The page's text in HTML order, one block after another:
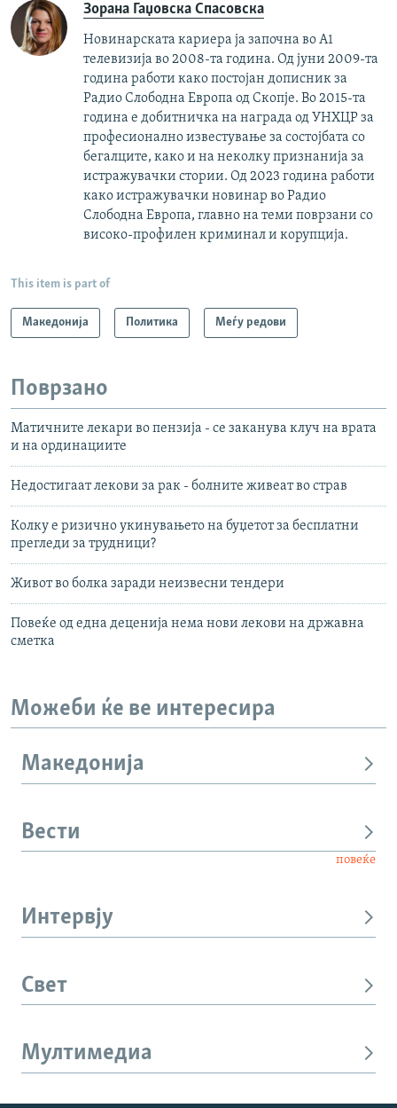
Зорана Гаџовска Спасовска
Новинарската кариера ја започна во А1
телевизија во 2008-та година. Од јуни 2009-та
година работи како постојан дописник за
Радио Слободна Европа од Скопје. Во 2015-та
година е добитничка на награда од УНХЦР за
професионално известување за состојбата со
бегалците, како и на неколку признанија за
истражувачки стории. Од 2023 година работи
како истражувачки новинар во Радио
Слободна Европа, главно на теми поврзани со
високо-профилен криминал и корупција.
This item is part of
Македонија Политика Меѓу редови
Поврзано
Матичните лекари во пензија - се заканува клуч на врата
и на ординациите
Недостигаат лекови за рак - болните живеат во страв
Колку е ризично укинувањето на буџетот за бесплатни
прегледи за трудници?
Живот во болка заради неизвесни тендери
Повеќе од една деценија нема нови лекови на државна
сметка
Можеби ќе ве интересира
Македонија
Вести
повеќе
Интервју
Свет
Мултимедиа